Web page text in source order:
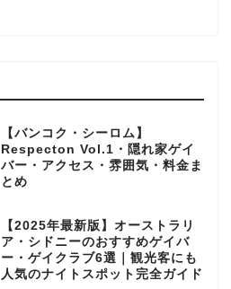
【バンコク・シーロム】
Respecton Vol.1・隠れ家ゲイ
バー・アクセス・雰囲気・料金ま
とめ
【2025年最新版】オーストラリ
ア・シドニーのおすすめゲイバ
ー・ゲイクラブ6選｜観光客にも
人気のナイトスポット完全ガイド